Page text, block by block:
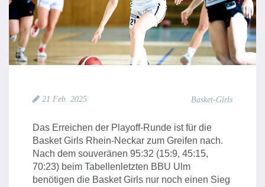
21 Feb. 2025 Basket-Girls
Das Erreichen der Playoff-Runde ist für die
Basket Girls Rhein-Neckar zum Greifen nach.
Nach dem souveränen 95:32 (15:9, 45:15,
70:23) beim Tabellenletzten BBU Ulm
benötigen die Basket Girls nur noch einen Sieg